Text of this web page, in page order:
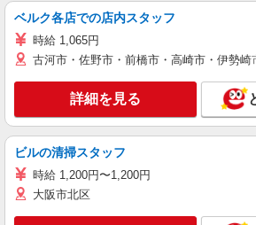
ベルク各店での店内スタッフ
時給 1,065円
古河市・佐野市・前橋市・高崎市・伊勢
詳細を見る
ビルの清掃スタッフ
時給 1,200円〜1,200円
大阪市北区